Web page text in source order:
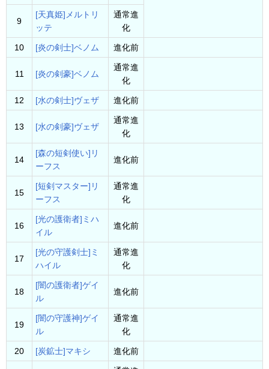
9
[天真姫]メルトリ
ッテ
通常進
化
10 [炎の剣士]ベノム 進化前
11 [炎の剣豪]ベノム
通常進
化
12 [水の剣士]ヴェザ 進化前
13 [水の剣豪]ヴェザ
通常進
化
14
[森の短剣使い]リ
ーフス
進化前
15
[短剣マスター]リ
ーフス
通常進
化
16
[光の護衛者]ミハ
イル
進化前
17
[光の守護剣士]ミ
ハイル
通常進
化
18
[闇の護衛者]ゲイ
ル
進化前
19
[闇の守護神]ゲイ
ル
通常進
化
20 [炭鉱士]マキシ 進化前